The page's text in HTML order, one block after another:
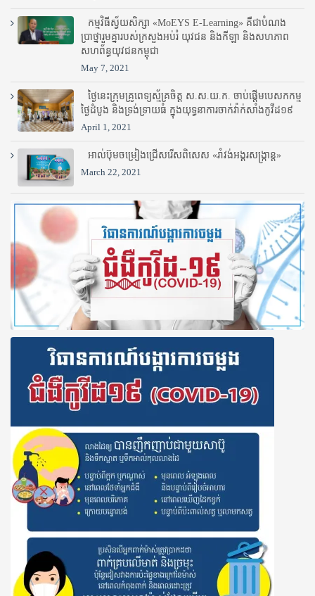
កម្មវិធីស្វ័យសិក្សា «MoEYS E-Learning» គឺជាបំណង
ប្រាថ្នារួមគ្នារបស់ក្រសួងអប់រំ​ យុវជន និងកីឡា និងសហភាព
សហព័ន្ធយុវជនកម្ពុជា
May 7, 2021
ថ្ងៃនេះក្រុមគ្រូពេទ្យស្ម័គ្រចិត្ត ស.ស.យ.ក. ចាប់ផ្តើមបេសកកម្ម
ថ្ងៃដំបូង និងទ្រង់ទ្រាយធំ ក្នុងយុទ្ធនាការចាក់វ៉ាក់សាំងកូវីដ១៩
April 1, 2021
អាល់ប៊ុមចម្រៀងជ្រើសរើសពិសេស «រាំវង់អង្គរសង្ក្រាន្ត»
March 22, 2021